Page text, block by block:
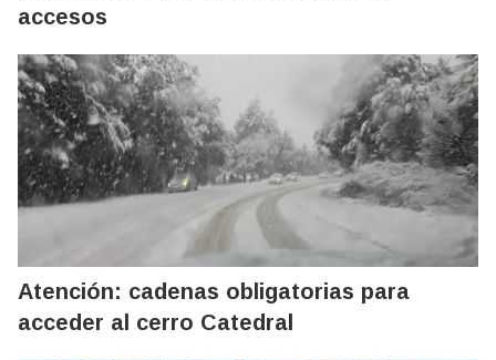
accesos
Atención: cadenas obligatorias para
acceder al cerro Catedral